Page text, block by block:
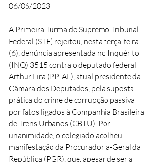
06/06/2023
A Primeira Turma do Supremo Tribunal
Federal (STF) rejeitou, nesta terça-feira
(6), denúncia apresentada no Inquérito
(INQ) 3515 contra o deputado federal
Arthur Lira (PP-AL), atual presidente da
Câmara dos Deputados, pela suposta
prática do crime de corrupção passiva
por fatos ligados à Companhia Brasileira
de Trens Urbanos (CBTU). Por
unanimidade, o colegiado acolheu
manifestação da Procuradoria-Geral da
República (PGR), que, apesar de ser a